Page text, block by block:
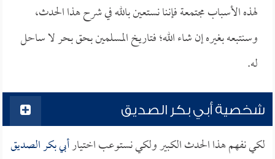
لهذه الأسباب مجتمعة فإننا نستعين بالله في شرح هذا الحدث،
وسنتبعه بغيره إن شاء الله؛ فتاريخ المسلمين بحق بحر لا ساحل
له.
شخصية أبي بكر الصديق
لكي نفهم هذا الحدث الكبير ولكي نستوعب اختيارأبي بكر الصديق